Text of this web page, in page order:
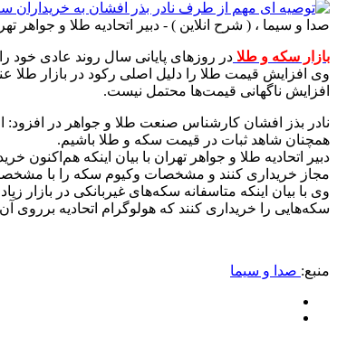
صدا و سیما ، ( شرح انلاین ) - دبیر اتحادیه طلا و جواهر
بازار سکه و طلا در روز‌های پایانی سال روند عادی خود
وی افزایش قیمت طلا را دلیل اصلی رکود در بازار طلا
افزایش ناگهانی قیمت‌ها محتمل نیست.
نادر بذز افشان کارشناس صنعت طلا و جواهر در افزود:
همچنان شاهد ثبات در قیمت سکه و طلا باشیم.
دبیر اتحادیه طلا و جواهر تهران با بیان اینکه
مجاز خریداری کنند و مشخصات وکیوم سکه را با
وی با بیان اینکه متاسفانه سکه‌های غیربانکی در
سکه‌هایی را خریداری کنند که هولوگرام اتحادیه برروی
منبع: صدا و سیما